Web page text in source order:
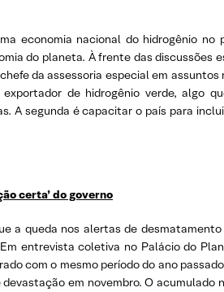
economia nacional do hidrogênio
do planeta. À frente das discussões
da assessoria especial em
de hidrogênio verde, algo
A segunda é capacitar o país para
certa’ do governo
a queda nos alertas de
entrevista coletiva no Palácio do
com o mesmo período do ano
em novembro. O acumulado